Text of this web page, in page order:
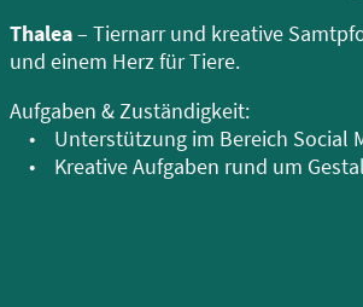
Thalea– Tiernarr und kreative
und einem Herz für Tiere.
Aufgaben & Zuständigkeit:
• Unterstützung im Bereich Social
• Kreative Aufgaben rund um